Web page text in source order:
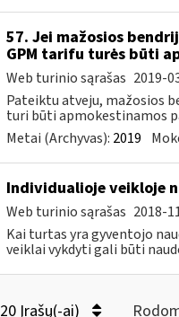
57. Jei mažosios
GPM tarifu turės būti
Web turinio sąrašas 2019-
Pateiktu atveju, mažosios
turi būti apmokestinamos
Metai (Archyvas): 2019
Individualioje veikloje
Web turinio sąrašas 2018-
Kai turtas yra gyventojo
veiklai vykdyti gali būti
20 Įrašų(-ai)